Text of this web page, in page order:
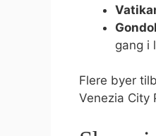
gang i
Flere byer
Venezia City